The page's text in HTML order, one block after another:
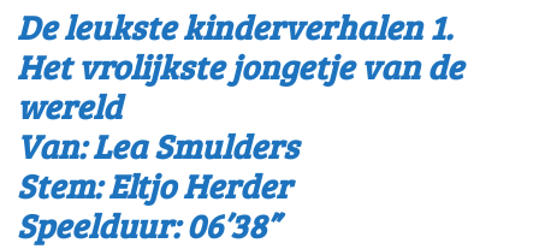
De leukste kinderverhalen 1.
Het vrolijkste jongetje van de
wereld
Van: Lea Smulders
Stem: Eltjo Herder
Speelduur: 06’38”